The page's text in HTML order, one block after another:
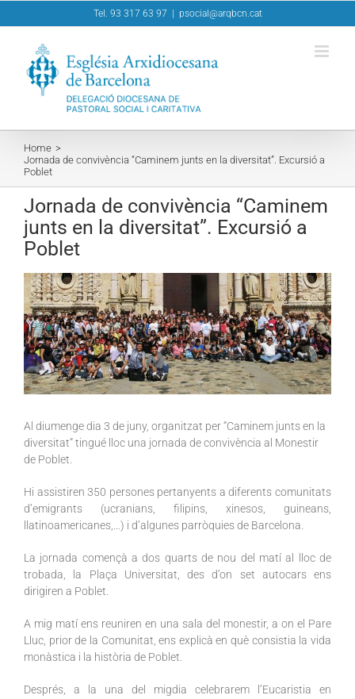
to
Tel. 93 317 63 97 psocial@arqbcn.cat
Home
Jornada de convivència “Caminem junts en la diversitat”. Excursió a
Poblet
Jornada de convivència “Caminem
junts en la diversitat”. Excursió a
Poblet
View
Larger
Image
Al diumenge dia 3 de juny, organitzat per “Caminem junts en la
diversitat” tingué lloc una jornada de convivència al Monestir
de Poblet.
Hi assistiren 350 persones pertanyents a diferents comunitats
d’emigrants (ucranians, filipins, xinesos, guineans,
llatinoamericanes,…) i d’algunes parròquies de Barcelona.
La jornada començà a dos quarts de nou del matí al lloc de
trobada, la Plaça Universitat, des d’on set autocars ens
dirigiren a Poblet.
A mig matí ens reuniren en una sala del monestir, a on el Pare
Lluc, prior de la Comunitat, ens explicà en què consistia la vida
monàstica i la història de Poblet.
Després, a la una del migdia celebrarem l’Eucaristia en